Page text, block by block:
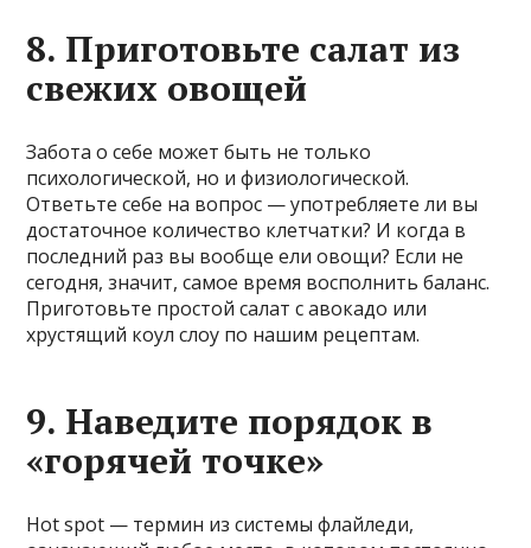
8. Приготовьте салат из
свежих овощей
Забота о себе может быть не только
психологической, но и физиологической.
Ответьте себе на вопрос — употребляете ли вы
достаточное количество клетчатки? И когда в
последний раз вы вообще ели овощи? Если не
сегодня, значит, самое время восполнить баланс.
Приготовьте простой салат с авокадо или
хрустящий коул слоу по нашим рецептам.
9. Наведите порядок в
«горячей точке»
Hot spot — термин из системы флайледи,